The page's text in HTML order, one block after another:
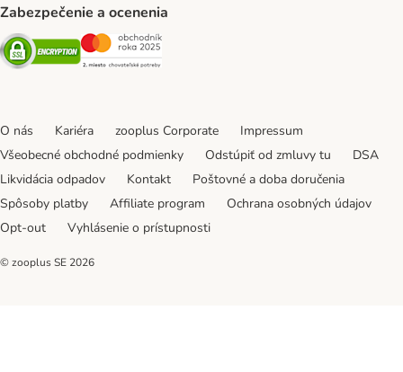
Zabezpečenie a ocenenia
Security Security
O nás Kariéra zooplus Corporate
Impressum
Všeobecné obchodné podmienky
Odstúpiť od zmluvy tu
DSA
Likvidácia odpadov
Kontakt
Poštovné a doba doručenia
Spôsoby platby
Affiliate program
Ochrana osobných údajov
Opt-out
Vyhlásenie o prístupnosti
© zooplus SE 2026